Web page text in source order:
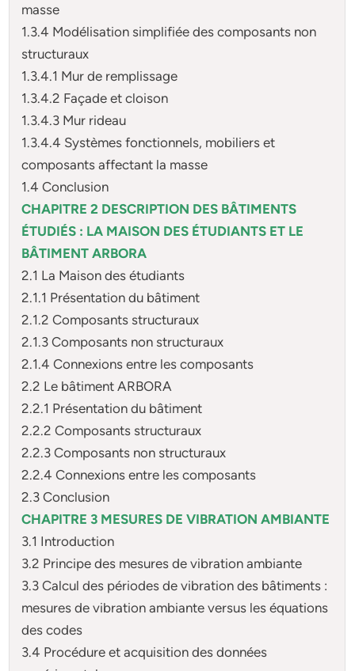
masse
1.3.4 Modélisation simplifiée des composants non
structuraux
1.3.4.1 Mur de remplissage
1.3.4.2 Façade et cloison
1.3.4.3 Mur rideau
1.3.4.4 Systèmes fonctionnels, mobiliers et
composants affectant la masse
1.4 Conclusion
CHAPITRE 2 DESCRIPTION DES BÂTIMENTS
ÉTUDIÉS : LA MAISON DES ÉTUDIANTS ET LE
BÂTIMENT ARBORA
2.1 La Maison des étudiants
2.1.1 Présentation du bâtiment
2.1.2 Composants structuraux
2.1.3 Composants non structuraux
2.1.4 Connexions entre les composants
2.2 Le bâtiment ARBORA
2.2.1 Présentation du bâtiment
2.2.2 Composants structuraux
2.2.3 Composants non structuraux
2.2.4 Connexions entre les composants
2.3 Conclusion
CHAPITRE 3 MESURES DE VIBRATION AMBIANTE
3.1 Introduction
3.2 Principe des mesures de vibration ambiante
3.3 Calcul des périodes de vibration des bâtiments :
mesures de vibration ambiante versus les équations
des codes
3.4 Procédure et acquisition des données